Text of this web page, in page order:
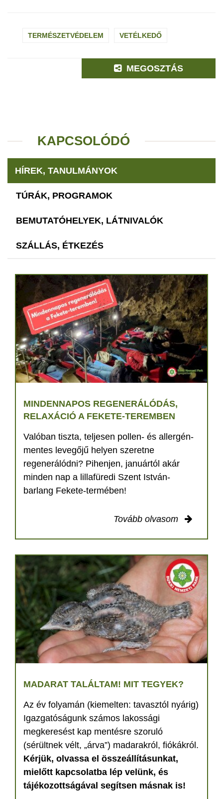
TERMÉSZETVÉDELEM VETÉLKEDŐ
MEGOSZTÁS
KAPCSOLÓDÓ
HÍREK, TANULMÁNYOK
TÚRÁK, PROGRAMOK
BEMUTATÓHELYEK, LÁTNIVALÓK
SZÁLLÁS, ÉTKEZÉS
MINDENNAPOS REGENERÁLÓDÁS,
RELAXÁCIÓ A FEKETE-TEREMBEN
Valóban tiszta, teljesen pollen- és allergén-
mentes levegőjű helyen szeretne
regenerálódni? Pihenjen, januártól akár
minden nap a lillafüredi Szent István-
barlang Fekete-termében!
Tovább olvasom
MADARAT TALÁLTAM! MIT TEGYEK?
Az év folyamán (kiemelten: tavasztól nyárig)
Igazgatóságunk számos lakossági
megkeresést kap mentésre szoruló
(sérültnek vélt, „árva”) madarakról, fiókákról.
Kérjük, olvassa el összeállításunkat,
mielőtt kapcsolatba lép velünk, és
tájékozottságával segítsen másnak is!